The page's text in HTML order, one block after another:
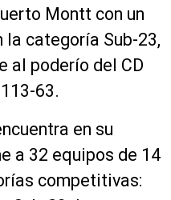
Montt con un
la categoría Sub-23,
al poderío del CD
63.
en su
a 32 equipos de 14
competitivas: